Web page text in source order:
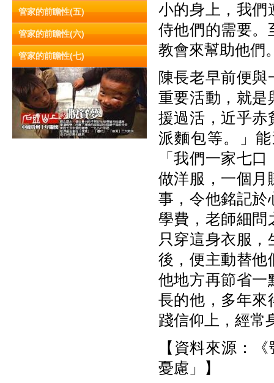
管家的前瞻性(五)
管家的前瞻性(六)
管家的前瞻性(七)
小的身上，我們
侍他們的需要。
教會來幫助他們
陳長老早前便
重要活動，就是
援過活，近乎赤
派麵包等。」
「我們一家七
做洋服，一個月
事，令他銘記於
學費，老師細問
只穿這身衣服
後，便主動替他
他地方再節省一
長的他，多年來
踐信仰上，經常
【資料來源：
憂慮」】